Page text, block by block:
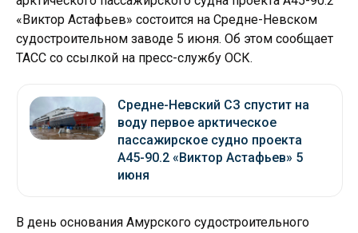
«Виктор Астафьев» состоится на Средне-Невском
судостроительном заводе 5 июня. Об этом сообщает
ТАСС со ссылкой на пресс-службу ОСК.
Средне-Невский СЗ спустит на
воду первое арктическое
пассажирское судно проекта
А45-90.2 «Виктор Астафьев» 5
июня
В день основания Амурского судостроительного